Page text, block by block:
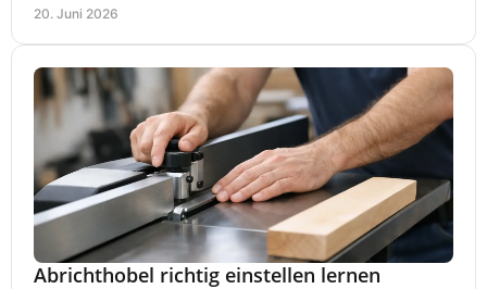
20. Juni 2026
Abrichthobel richtig einstellen lernen